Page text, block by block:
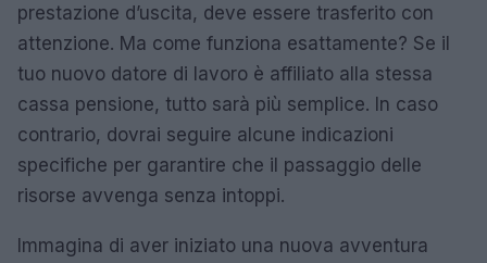
prestazione d’uscita, deve essere trasferito con
attenzione. Ma come funziona esattamente? Se il
tuo nuovo datore di lavoro è affiliato alla stessa
cassa pensione, tutto sarà più semplice. In caso
contrario, dovrai seguire alcune indicazioni
specifiche per garantire che il passaggio delle
risorse avvenga senza intoppi.
Immagina di aver iniziato una nuova avventura